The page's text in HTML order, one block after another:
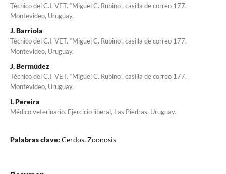
Técnico del C.I. VET. “Miguel C. Rubino”, casilla de correo 177,
Montevideo, Uruguay.
J. Barriola
Técnico del C.I. VET. “Miguel C. Rubino”, casilla de correo 177,
Montevideo, Uruguay.
J. Bermúdez
Técnico del C.I. VET. “Miguel C. Rubino”, casilla de correo 177,
Montevideo, Uruguay.
I. Pereira
Médico veterinario. Ejercicio liberal, Las Piedras, Uruguay.
Palabras clave: Cerdos, Zoonosis